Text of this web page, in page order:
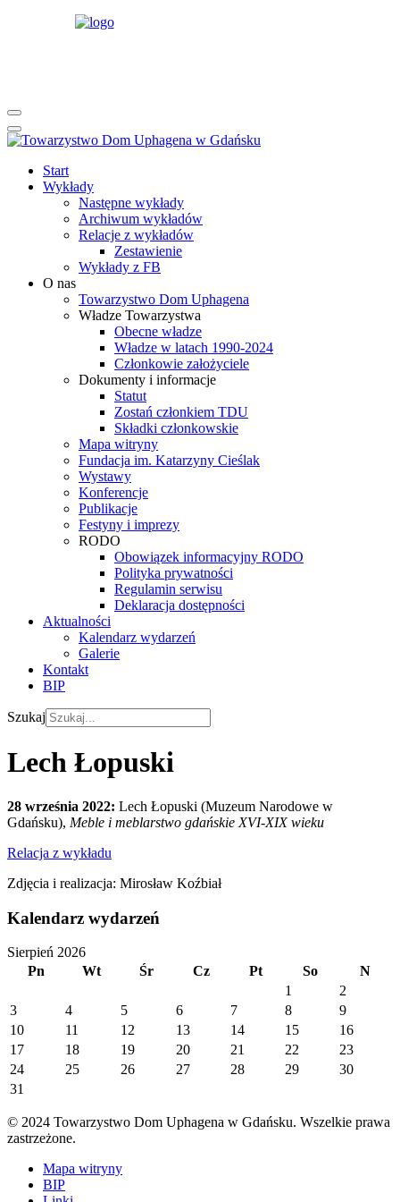
Start
Wykłady
Następne wykłady
Archiwum wykładów
Relacje z wykładów
Zestawienie
Wykłady z FB
O nas
Towarzystwo Dom Uphagena
Władze Towarzystwa
Obecne władze
Władze w latach 1990-2024
Członkowie założyciele
Dokumenty i informacje
Statut
Zostań członkiem TDU
Składki członkowskie
Mapa witryny
Fundacja im. Katarzyny Cieślak
Wystawy
Konferencje
Publikacje
Festyny i imprezy
RODO
Obowiązek informacyjny RODO
Polityka prywatności
Regulamin serwisu
Deklaracja dostępności
Aktualności
Kalendarz wydarzeń
Galerie
Kontakt
BIP
Szukaj
Lech Łopuski
28 września 2022: Lech Łopuski (Muzeum Narodowe w
Gdańsku), Meble i meblarstwo gdańskie XVI-XIX wieku
Relacja z wykładu
Zdjęcia i realizacja: Mirosław Koźbiał
Kalendarz wydarzeń
Sierpień 2026
Pn
Wt Śr Cz Pt So
N
1
2
3
4 5 6 7 8
9
10
11 12 13 14 15
16
17
18 19 20 21 22
23
24
25 26 27 28 29
30
31
© 2024 Towarzystwo Dom Uphagena w Gdańsku. Wszelkie prawa
zastrzeżone.
Mapa witryny
BIP